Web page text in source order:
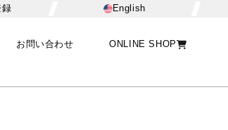
録 English
お問い合わせ ONLINE SHOP